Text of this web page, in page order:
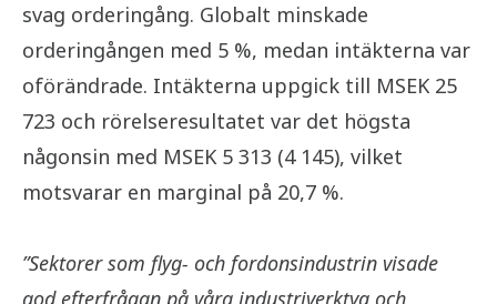
svag orderingång. Globalt minskade
orderingången med 5 %, medan intäkterna var
oförändrade. Intäkterna uppgick till MSEK 25
723 och rörelseresultatet var det högsta
någonsin med MSEK 5 313 (4 145), vilket
motsvarar en marginal på 20,7 %.
”Sektorer som flyg- och fordonsindustrin visade
god efterfrågan på våra industriverktyg och